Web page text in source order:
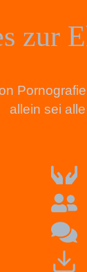
zur
allein sei